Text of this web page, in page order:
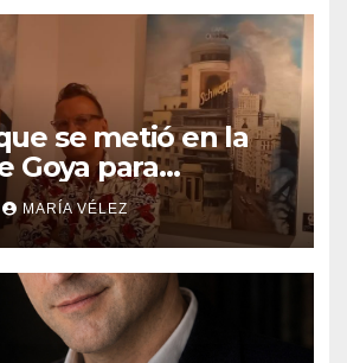
se metió en la
Goya para
qué esconden sus
MARÍA VÉLEZ